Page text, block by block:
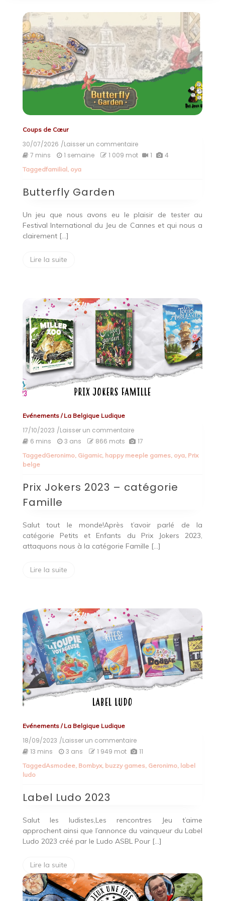
Coups de Cœur
30/07/2026 /Laisser un commentaireon
Butterfly
7 mins 1 semaine 1 009 mot 1 4
Taggedfamilial, oya
Butterfly Garden
Un jeu que nous avons eu le plaisir de tester au
Festival International du Jeu de Cannes et qui nous a
clairement […]
Lire la suite
Evénements/La Belgique Ludique
17/10/2023 /Laisser un commentaireon
Prix
2023
Famille
6 mins 3 ans 866 mots 17
TaggedGeronimo, Gigamic, happy meeple games, oya, Prix
belge
Prix Jokers 2023 – catégorie
Famille
Salut tout le monde!Après t’avoir parlé de la
catégorie Petits et Enfants du Prix Jokers 2023,
attaquons nous à la catégorie Famille […]
Lire la suite
Evénements/La Belgique Ludique
18/09/2023 /Laisser un commentaireon
Label
2023
13 mins 3 ans 1 949 mot 11
TaggedAsmodee, Bombyx, buzzy games, Geronimo, label
ludo
Label Ludo 2023
Salut les ludistes,Les rencontres Jeu t’aime
approchent ainsi que l’annonce du vainqueur du Label
Ludo 2023 créé par le Ludo ASBL Pour […]
Lire la suite